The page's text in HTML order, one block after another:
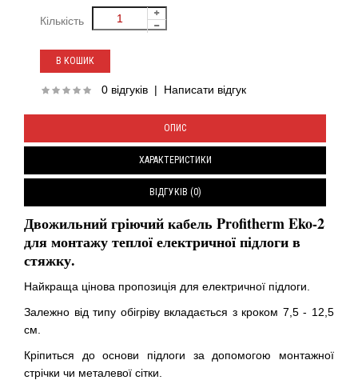
Кількість
0 відгуків | Написати відгук
ОПИС
ХАРАКТЕРИСТИКИ
ВІДГУКІВ (0)
Двожильний гріючий кабель Profitherm Eko-2
для монтажу теплої електричної підлоги в
стяжку.
Найкраща цінова пропозиція для електричної підлоги.
Залежно від типу обігріву вкладається з кроком 7,5 - 12,5
см.
Кріпиться до основи підлоги за допомогою монтажної
стрічки чи металевої сітки.